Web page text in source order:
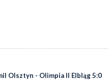
Olsztyn - Olimpia II Elbląg 5:0